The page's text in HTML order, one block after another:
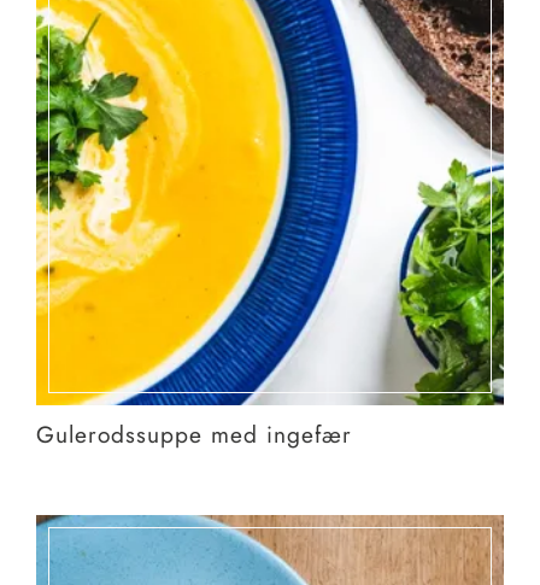
Gulerodssuppe med ingefær